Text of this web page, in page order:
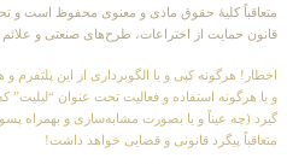
متعاقباً کلیهٔ حقوق مادی و معنوی محفوظ است و
قانون حمایت از اختراعات، طرح‌های صنعتی و علائم
اخطار! هرگونه کپی و یا الگوبرداری از این پلتفرم
و یا هرگونه استفاده و فعالیت تحت عنوان “لیلیت”
گیرد (چه عیناً و یا بصورت مشابه‌سازی و بهمراه
متعاقباً پیگرد قانونی و قضایی خواهد داشت!